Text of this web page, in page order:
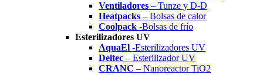
Ventiladores – Tunze y D-D
Heatpacks – Bolsas de calor
Coolpack -Bolsas de frío
Esterilizadores UV
AquaEl -Esterilizadores UV
Deltec – Esterilizador UV
CRANC – Nanoreactor TiO2